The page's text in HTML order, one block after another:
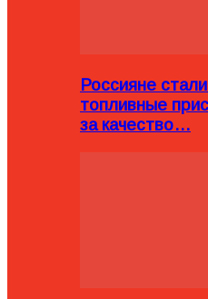
Россияне
топливные
за качество…